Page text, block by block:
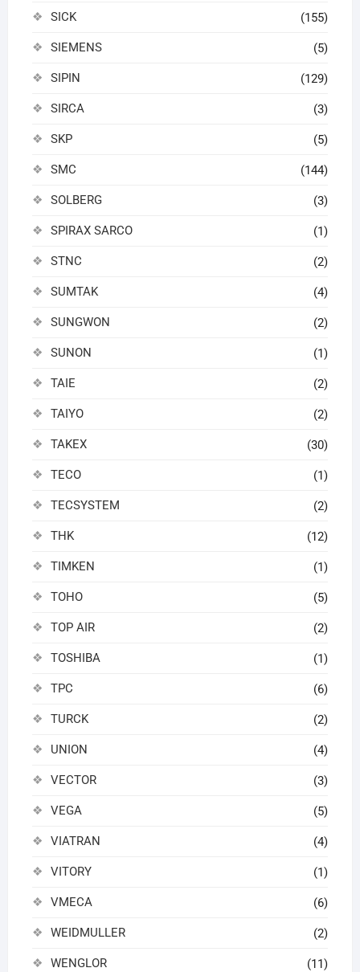
SICK (155)
SIEMENS (5)
SIPIN (129)
SIRCA (3)
SKP (5)
SMC (144)
SOLBERG (3)
SPIRAX SARCO (1)
STNC (2)
SUMTAK (4)
SUNGWON (2)
SUNON (1)
TAIE (2)
TAIYO (2)
TAKEX (30)
TECO (1)
TECSYSTEM (2)
THK (12)
TIMKEN (1)
TOHO (5)
TOP AIR (2)
TOSHIBA (1)
TPC (6)
TURCK (2)
UNION (4)
VECTOR (3)
VEGA (5)
VIATRAN (4)
VITORY (1)
VMECA (6)
WEIDMULLER (2)
WENGLOR (11)